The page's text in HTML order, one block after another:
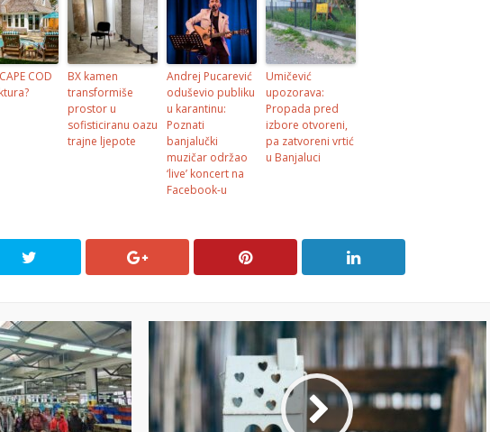
COD
BX kamen
transformiše
prostor u
sofisticiranu oazu
trajne ljepote
Andrej Pucarević
oduševio publiku
u karantinu:
Poznati
banjalučki
muzičar održao
‘live’ koncert na
Facebook-u
Umičević
upozorava:
Propada pred
izbore otvoreni,
pa zatvoreni vrtić
u Banjaluci